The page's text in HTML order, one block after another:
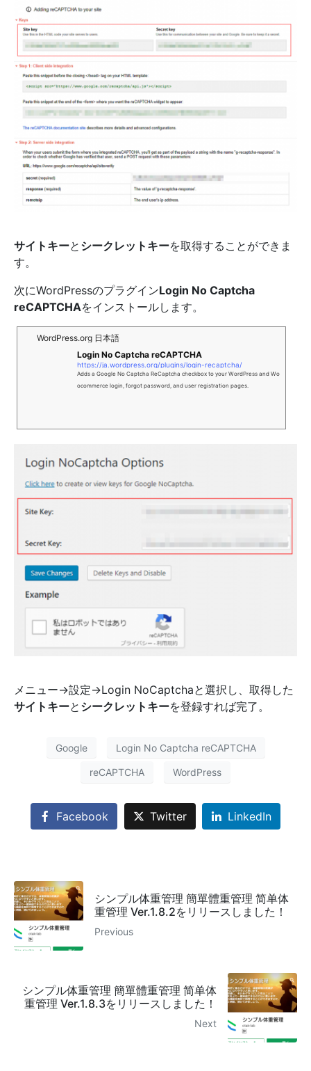
サイトキーと シークレットキーを取得することができま
す。
次にWordPressのプラグインLogin No Captcha
reCAPTCHAをインストールします。
WordPress.org 日本語
Login No Captcha reCAPTCHA
https://ja.wordpress.org/plugins/login-recaptcha/
Adds a Google No Captcha ReCaptcha checkbox to your WordPress and Wo
ocommerce login, forgot password, and user registration pages.
メニュー→設定→Login NoCaptchaと選択し、取得した
サイトキーと シークレットキーを登録すれば完了。
Google Login No Captcha reCAPTCHA
reCAPTCHA WordPress
Facebook Twitter LinkedIn
シンプル体重管理 簡單體重管理 简单体
重管理 Ver.1.8.2をリリースしました！
Previous
シンプル体重管理 簡單體重管理 简单体
重管理 Ver.1.8.3をリリースしました！
Next